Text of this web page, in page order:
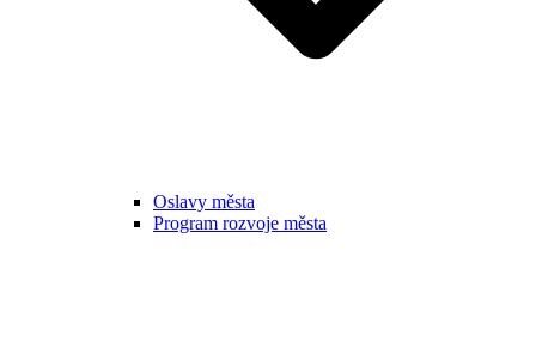
Oslavy města
Program rozvoje města